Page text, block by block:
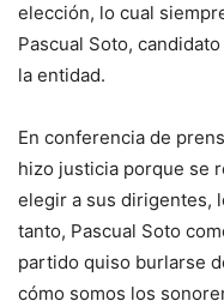
elección, lo cual
Pascual Soto,
la entidad.
En conferencia de
hizo justicia porque se
elegir a sus dirigentes,
tanto, Pascual Soto
partido quiso burlarse
cómo somos los